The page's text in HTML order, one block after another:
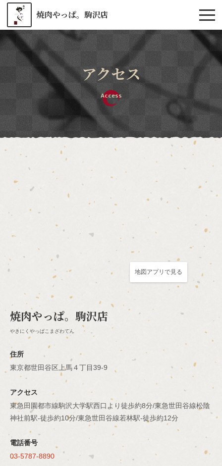
焼肉やっぱ。駒沢店
アクセス
Access
地図アプリで見る
焼肉やっぱ。駒沢店
やきにくやっぱこまざわてん
住所
東京都世田谷区上馬４丁目39-9
アクセス
東急田園都市線駒沢大学駅西口より徒歩約8分/東急世田谷線松陰
神社前駅-徒歩約10分/東急世田谷線若林駅-徒歩約12分
電話番号
03-5787-8890
この店舗情報をシェアする
アクセス | 焼肉やっぱ。駒沢店
東京都世田谷区上馬４丁目39-9
https://yakinikuyappa-komazawa.owst.jp/map
お店情報をコピー